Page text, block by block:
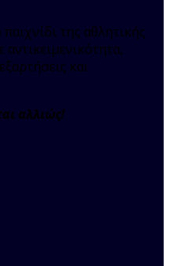
της αθλητικής
και
αλλιώς!